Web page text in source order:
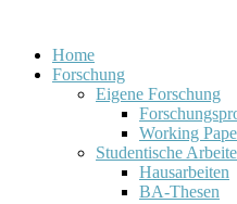
Home
Forschung
Eigene Forschung
Working
Studentische
Hausarbeiten
BA-Thesen